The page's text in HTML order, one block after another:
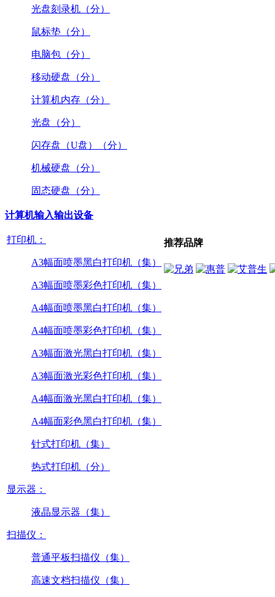
光盘刻录机（分）
鼠标垫（分）
电脑包（分）
移动硬盘（分）
计算机内存（分）
光盘（分）
闪存盘（U盘）（分）
机械硬盘（分）
固态硬盘（分）
计算机输入输出设备
打印机：
A3幅面喷墨黑白打印机（集）
A3幅面喷墨彩色打印机（集）
A4幅面喷墨黑白打印机（集）
A4幅面喷墨彩色打印机（集）
A3幅面激光黑白打印机（集）
A3幅面激光彩色打印机（集）
A4幅面激光黑白打印机（集）
A4幅面彩色黑白打印机（集）
针式打印机（集）
热式打印机（分）
显示器：
液晶显示器（集）
扫描仪：
普通平板扫描仪（集）
高速文档扫描仪（集）
推荐品牌